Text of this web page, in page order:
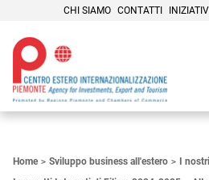
CHI SIAMO CONTATTI
Home Sviluppo business all'estero
I